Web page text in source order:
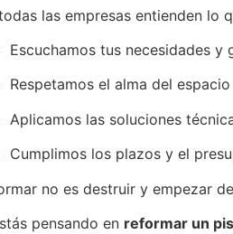
las empresas entienden lo
Escuchamos tus necesidades y
Respetamos el alma del espacio
Aplicamos las soluciones
Cumplimos los plazos y el
no es destruir y empezar
pensando en reformar un